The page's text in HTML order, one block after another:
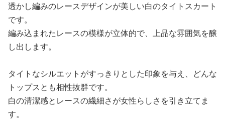
透かし編みのレースデザインが美しい白のタイトスカート
です。
編み込まれたレースの模様が立体的で、上品な雰囲気を醸
し出します。
タイトなシルエットがすっきりとした印象を与え、どんな
トップスとも相性抜群です。
白の清潔感とレースの繊細さが女性らしさを引き立てま
す。